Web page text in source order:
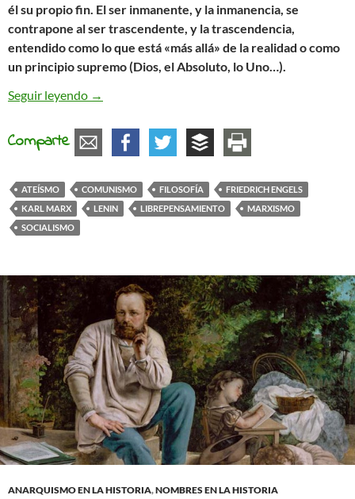
él su propio fin. El ser inmanente, y la inmanencia, se
contrapone al ser trascendente, y la trascendencia,
entendido como lo que está «más allá» de la realidad o como
un principio supremo (Dios, el Absoluto, lo Uno…).
Seguir leyendo El ateísmo de Marx y Engels
→
Comparte
ATEÍSMO COMUNISMO FILOSOFÍA
FRIEDRICH ENGELS
KARL MARX
LENIN LIBREPENSAMIENTO
MARXISMO
SOCIALISMO
ANARQUISMO EN LA HISTORIA,NOMBRES EN LA HISTORIA